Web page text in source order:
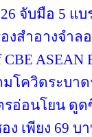
จับมือ 5
สำอางจำลอ
ASEAN
โควิดระบา
รอ่อนโยน ดู
เพียง 69 บ